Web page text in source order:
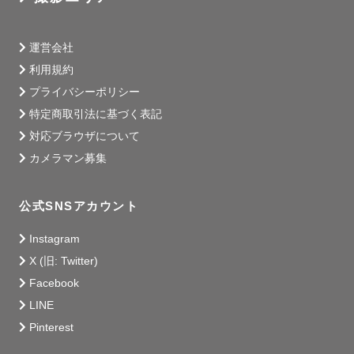
運営会社
利用規約
プライバシーポリシー
特定商取引法に基づく表記
対応ブラウザについて
カメラマン募集
公式SNSアカウント
Instagram
X (旧: Twitter)
Facebook
LINE
Pinterest